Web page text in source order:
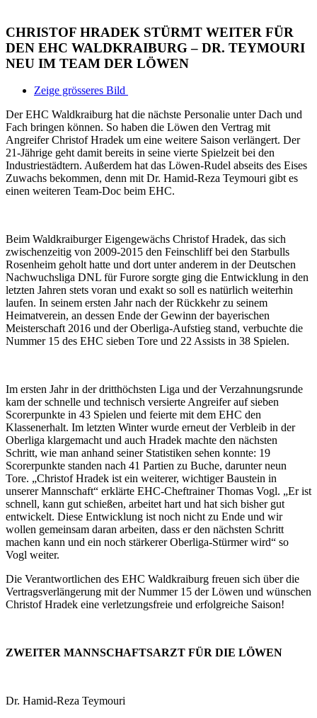
CHRISTOF HRADEK STÜRMT WEITER FÜR
DEN EHC WALDKRAIBURG – DR. TEYMOURI
NEU IM TEAM DER LÖWEN
Zeige grösseres Bild
Der EHC Waldkraiburg hat die nächste Personalie unter Dach und
Fach bringen können. So haben die Löwen den Vertrag mit
Angreifer Christof Hradek um eine weitere Saison verlängert. Der
21-Jährige geht damit bereits in seine vierte Spielzeit bei den
Industriestädtern. Außerdem hat das Löwen-Rudel abseits des Eises
Zuwachs bekommen, denn mit Dr. Hamid-Reza Teymouri gibt es
einen weiteren Team-Doc beim EHC.
Beim Waldkraiburger Eigengewächs Christof Hradek, das sich
zwischenzeitig von 2009-2015 den Feinschliff bei den Starbulls
Rosenheim geholt hatte und dort unter anderem in der Deutschen
Nachwuchsliga DNL für Furore sorgte ging die Entwicklung in den
letzten Jahren stets voran und exakt so soll es natürlich weiterhin
laufen. In seinem ersten Jahr nach der Rückkehr zu seinem
Heimatverein, an dessen Ende der Gewinn der bayerischen
Meisterschaft 2016 und der Oberliga-Aufstieg stand, verbuchte die
Nummer 15 des EHC sieben Tore und 22 Assists in 38 Spielen.
Im ersten Jahr in der dritthöchsten Liga und der Verzahnungsrunde
kam der schnelle und technisch versierte Angreifer auf sieben
Scorerpunkte in 43 Spielen und feierte mit dem EHC den
Klassenerhalt. Im letzten Winter wurde erneut der Verbleib in der
Oberliga klargemacht und auch Hradek machte den nächsten
Schritt, wie man anhand seiner Statistiken sehen konnte: 19
Scorerpunkte standen nach 41 Partien zu Buche, darunter neun
Tore. „Christof Hradek ist ein weiterer, wichtiger Baustein in
unserer Mannschaft“ erklärte EHC-Cheftrainer Thomas Vogl. „Er ist
schnell, kann gut schießen, arbeitet hart und hat sich bisher gut
entwickelt. Diese Entwicklung ist noch nicht zu Ende und wir
wollen gemeinsam daran arbeiten, dass er den nächsten Schritt
machen kann und ein noch stärkerer Oberliga-Stürmer wird“ so
Vogl weiter.
Die Verantwortlichen des EHC Waldkraiburg freuen sich über die
Vertragsverlängerung mit der Nummer 15 der Löwen und wünschen
Christof Hradek eine verletzungsfreie und erfolgreiche Saison!
ZWEITER MANNSCHAFTSARZT FÜR DIE LÖWEN
Dr. Hamid-Reza Teymouri